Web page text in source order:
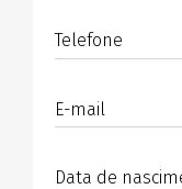
Telefone
E-mail
Data de